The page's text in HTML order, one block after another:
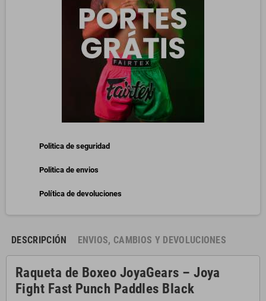
Politica de seguridad
Politica de envios
Política de devoluciones
DESCRIPCIÓN ENVIOS, CAMBIOS Y DEVOLUCIONES
Raqueta de Boxeo JoyaGears – Joya
Fight Fast Punch Paddles Black